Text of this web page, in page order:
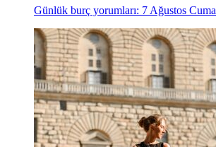
Günlük burç yorumları: 7 Ağustos Cuma